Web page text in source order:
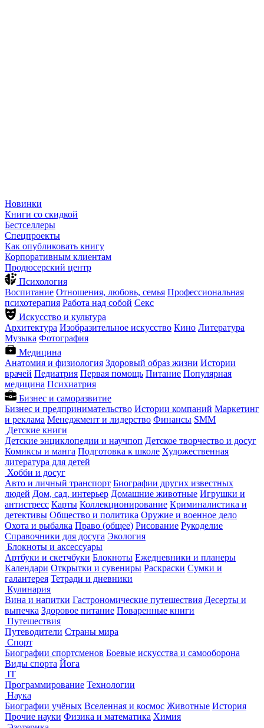
Новинки
Книги со скидкой
Бестселлеры
Спецпроекты
Как опубликовать книгу
Корпоративным клиентам
Продюсерский центр
Психология
Воспитание Отношения, любовь, семья Профессиональная
психотерапия Работа над собой Секс
Искусство и культура
Архитектура Изобразительное искусство Кино Литература
Музыка Фотография
Медицина
Анатомия и физиология Здоровый образ жизни Истории
врачей Педиатрия Первая помощь Питание Популярная
медицина Психиатрия
Бизнес и саморазвитие
Бизнес и предпринимательство Истории компаний Маркетинг
и реклама Менеджмент и лидерство Финансы SMM
Детские книги
Детские энциклопедии и научпоп Детское творчество и досуг
Комиксы и манга Подготовка к школе Художественная
литература для детей
Хобби и досуг
Авто и личный транспорт Биографии других известных
людей Дом, сад, интерьер Домашние животные Игрушки и
антистресс Карты Коллекционирование Криминалистика и
детективы Общество и политика Оружие и военное дело
Охота и рыбалка Право (общее) Рисование Рукоделие
Справочники для досуга Экология
Блокноты и аксессуары
Артбуки и скетчбуки Блокноты Ежедневники и планеры
Календари Открытки и сувениры Раскраски Сумки и
галантерея Тетради и дневники
Кулинария
Вина и напитки Гастрономические путешествия Десерты и
выпечка Здоровое питание Поваренные книги
Путешествия
Путеводители Страны мира
Спорт
Биографии спортсменов Боевые искусства и самооборона
Виды спорта Йога
IT
Программирование Технологии
Наука
Биографии учёных Вселенная и космос Животные История
Прочие науки Физика и математика Химия